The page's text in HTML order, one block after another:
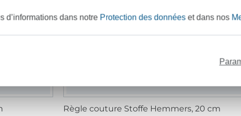
Règle couture Stoffe Hemmers, 20 cm
d’informations dans notre Protection des donnéeset dans nos